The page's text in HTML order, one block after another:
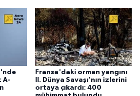
A-
Fransa'daki orman yangını
II. Dünya Savaşı'nın izlerini
ortaya çıkardı: 400